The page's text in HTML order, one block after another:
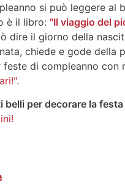
si può leggere al
è il libro: "Il viaggio del
dire il giorno della
chiede e gode della
di compleanno con
belli per decorare la festa